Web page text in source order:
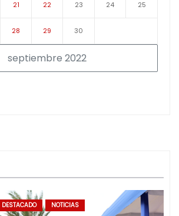
septiembre 2022
21 22 23 24 25
28 29 30
DESTACADO NOTICIAS